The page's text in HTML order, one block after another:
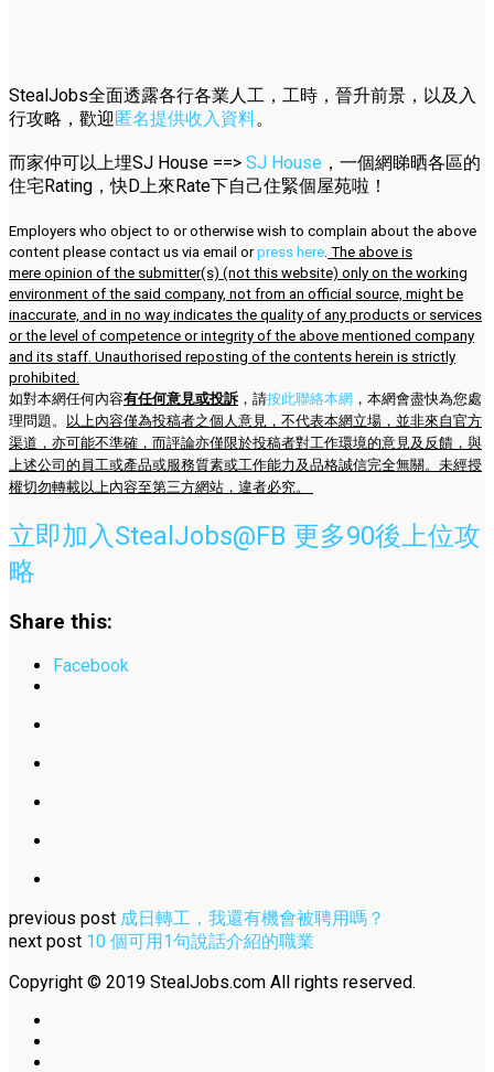
StealJobs全面透露各行各業人工，工時，晉升前景，以及入
行攻略，歡迎 匿名提供收入資料。
而家仲可以上埋SJ House ==> SJ House ，一個網睇晒各區的
住宅Rating，快D上來Rate下自己住緊個屋苑啦！
Employers who object to or otherwise wish to complain about the above
content please contact us via email orpress here. The above is
mere opinion of the submitter(s) (not this website) only on the working
environment of the said company, not from an official source, might be
inaccurate, and in no way indicates the quality of any products or services
or the level of competence or integrity of the above mentioned company
and its staff. Unauthorised reposting of the contents herein is strictly
prohibited.
如對本網任何內容有任何意見或投訴 ，請按此聯絡本網 ，本網會盡快為您處
理問題。
以上內容僅為投稿者之個人意見，不代表本網立場，並非來自官方
渠道，亦可能不準確，而評論亦僅限於投稿者對工作環境的意見及反饋，與
上述公司的員工或產品或服務質素或工作能力及品格誠信完全無關。未經授
權切勿轉載以上內容至第三方網站，違者必究。
立即加入StealJobs@FB 更多90後上位攻
略
Share this:
Facebook
previous post 成日轉工，我還有機會被聘用嗎？
next post 10 個可用1句說話介紹的職業
Copyright © 2019 StealJobs.com All rights reserved.